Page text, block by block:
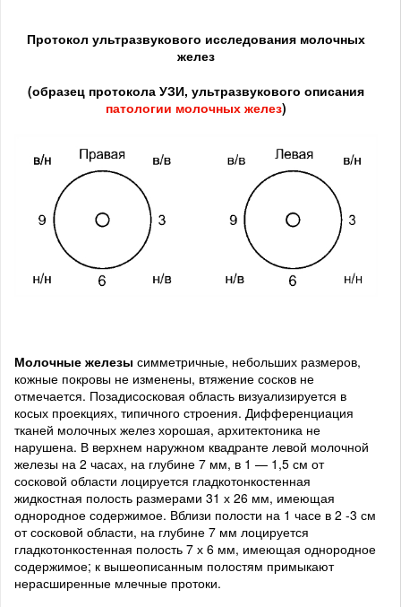
Протокол ультразвукового исследования молочных
желез
(образец протокола УЗИ, ультразвукового описания
патологии молочных желез)
Молочные железы симметричные, небольших размеров,
кожные покровы не изменены, втяжение сосков не
отмечается. Позадисосковая область визуализируется в
косых проекциях, типичного строения. Дифференциация
тканей молочных желез хорошая, архитектоника не
нарушена. В верхнем наружном квадранте левой молочной
железы на 2 часах, на глубине 7 мм, в 1 — 1,5 см от
сосковой области лоцируется гладкотонкостенная
жидкостная полость размерами 31 х 26 мм, имеющая
однородное содержимое. Вблизи полости на 1 часе в 2 -3 см
от сосковой области, на глубине 7 мм лоцируется
гладкотонкостенная полость 7 х 6 мм, имеющая однородное
содержимое; к вышеописанным полостям примыкают
нерасширенные млечные протоки.